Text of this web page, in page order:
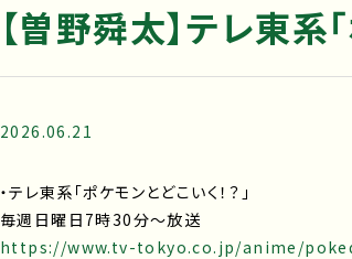
【曽野舜太】テレ東系
2026.06.21
・テレ東系「ポケモンとどこいく！？」
毎週日曜日7時30分～放送
https://www.tv-tokyo.co.jp/anime/